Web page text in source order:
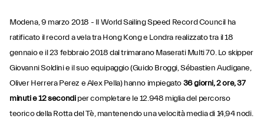
Modena, 9 marzo 2018 - Il World Sailing Speed Record Council ha
ratificato il record a vela tra Hong Kong e Londra realizzato tra il 18
gennaio e il 23 febbraio 2018 dal trimarano Maserati Multi 70. Lo skipper
Giovanni Soldini e il suo equipaggio (Guido Broggi, Sébastien Audigane,
Oliver Herrera Perez e Alex Pella) hanno impiegato36 giorni, 2 ore, 37
minuti e 12 secondiper completare le 12.948 miglia del percorso
teorico della Rotta del Tè, mantenendo una velocità media di 14,94 nodi.